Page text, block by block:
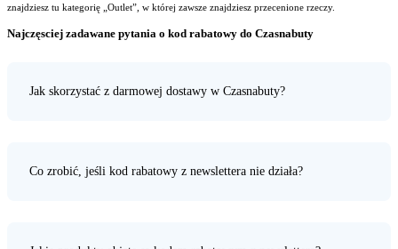
znajdziesz tu kategorię „Outlet”, w której zawsze znajdziesz przecenione rzeczy.
Najczęsciej zadawane pytania o kod rabatowy do Czasnabuty
Jak skorzystać z darmowej dostawy w Czasnabuty?
Co zrobić, jeśli kod rabatowy z newslettera nie działa?